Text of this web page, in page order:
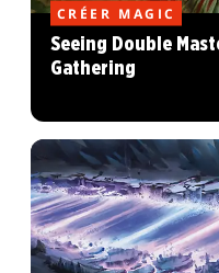
CRÉER MAGIC
Seeing Double
Gathering